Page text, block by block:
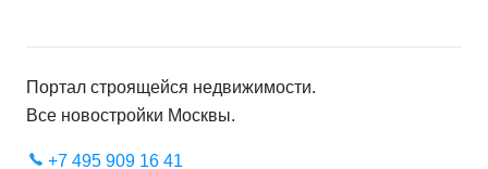
Портал строящейся недвижимости.
Все новостройки Москвы.
+7 495 909 16 41